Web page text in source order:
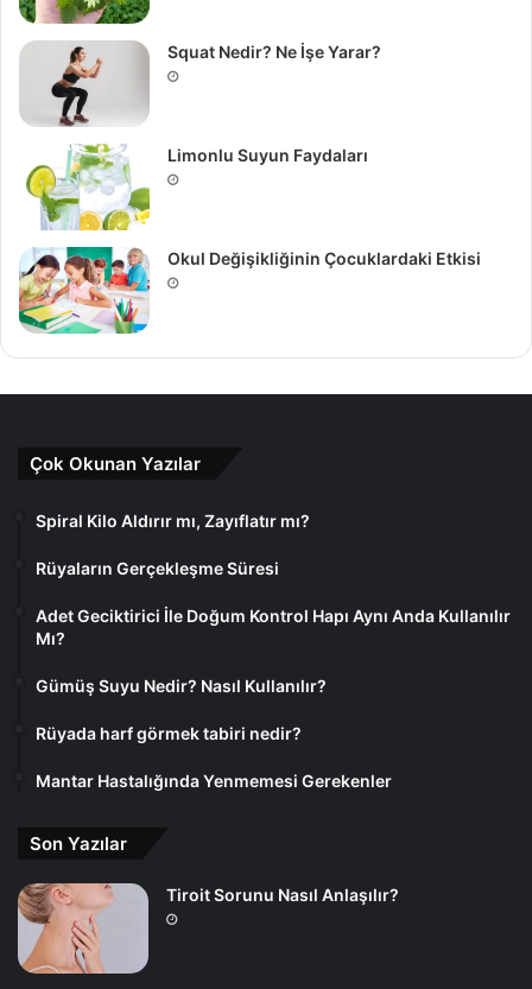
Squat Nedir? Ne İşe Yarar?
Limonlu Suyun Faydaları
Okul Değişikliğinin Çocuklardaki Etkisi
Çok Okunan Yazılar
Spiral Kilo Aldırır mı, Zayıflatır mı?
Rüyaların Gerçekleşme Süresi
Adet Geciktirici İle Doğum Kontrol Hapı Aynı Anda Kullanılır
Mı?
Gümüş Suyu Nedir? Nasıl Kullanılır?
Rüyada harf görmek tabiri nedir?
Mantar Hastalığında Yenmemesi Gerekenler
Son Yazılar
Tiroit Sorunu Nasıl Anlaşılır?